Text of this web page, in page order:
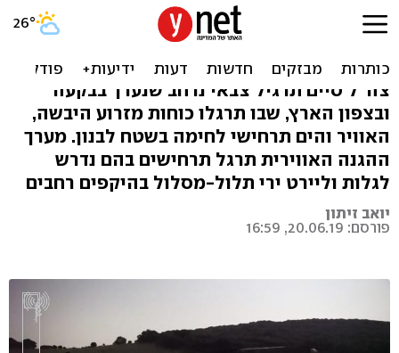
תיעוד: צה"ל מדמה לוחמה
בלבנון בתרגיל נרחב
צה"ל סיים תרגיל צבאי נרחב שנערך בבקעה
ובצפון הארץ, שבו תרגלו כוחות מזרוע היבשה,
האוויר והים תרחישי לחימה בשטח לבנון. מערך
ההגנה האווירית תרגל תרחישים בהם נדרש
לגלות וליירט ירי תלול-מסלול בהיקפים רחבים
יואב זיתון
פורסם: 20.06.19, 16:59